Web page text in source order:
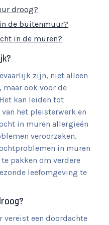
droog?
de buitenmuur?
in de muren?
zijn, niet alleen
ook voor de
kan leiden tot
het pleisterwerk en
in muren allergieën
veroorzaken.
in muren
pakken om verdere
leefomgeving te
vereist een doordachte